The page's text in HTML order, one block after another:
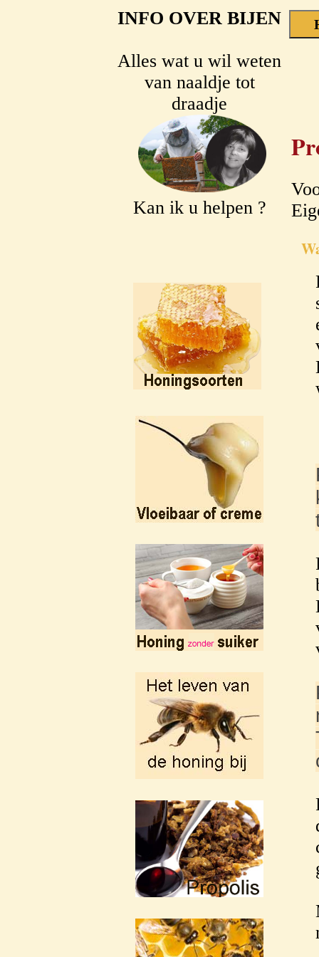
INFO OVER BIJEN
Alles wat u wil weten
van naaldje tot
draadje
Kan ik u helpen ?